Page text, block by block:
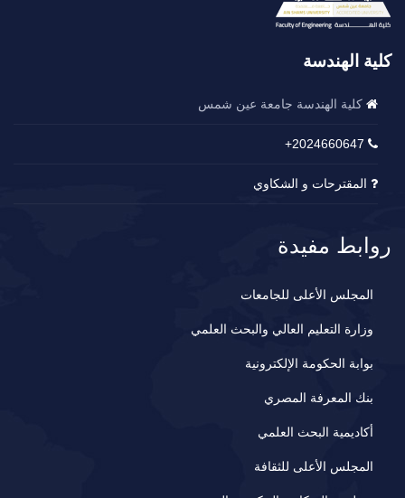
كلية الهندسة
كلية الهندسة جامعة عين شمس
2024660647+
المقترحات و الشكاوي
روابط مفيدة
المجلس الأعلى للجامعات
وزارة التعليم العالي والبحث العلمي
بوابة الحكومة الإلكترونية
بنك المعرفة المصري
أكاديمية البحث العلمي
المجلس الأعلى للثقافة